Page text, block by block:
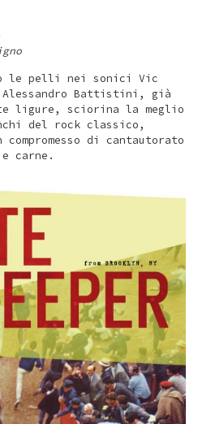
le pelli nei sonici Vic
Alessandro Battistini, già
ligure, sciorina la meglio
del rock classico,
compromesso di cantautorato
carne.